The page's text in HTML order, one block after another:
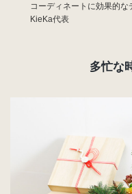
コーディネートに効果的な
KieKa代表
多忙な